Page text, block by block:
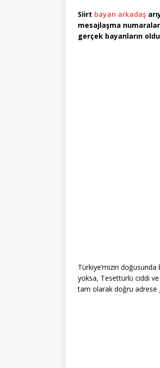
Siirt bayan arkadaş
mesajlaşma
gerçek bayanların
Türkiye’mizin
yoksa, Tesettürlü ciddi
tam olarak doğru adrese